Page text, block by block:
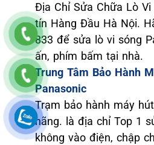
Địa Chỉ Sửa Chữa Lò
tín Hàng Đầu Hà Nội.
833 để sửa lò vi sóng
ấn, phím bấm tại nhà.
Trung Tâm Bảo Hành
Panasonic
Trạm bảo hành máy
hãng. là địa chỉ Top 1
không vào điện, chập